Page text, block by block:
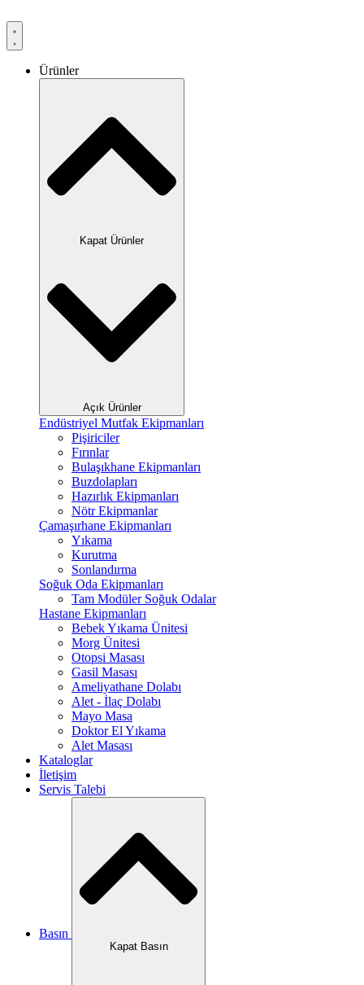
Ürünler
Kapat Ürünler
Açık Ürünler
Endüstriyel Mutfak Ekipmanları
Pişiriciler
Fırınlar
Bulaşıkhane Ekipmanları
Buzdolapları
Hazırlık Ekipmanları
Nötr Ekipmanlar
Çamaşırhane Ekipmanları
Yıkama
Kurutma
Sonlandırma
Soğuk Oda Ekipmanları
Tam Modüler Soğuk Odalar
Hastane Ekipmanları
Bebek Yıkama Ünitesi
Morg Ünitesi
Otopsi Masası
Gasil Masası
Ameliyathane Dolabı
Alet - İlaç Dolabı
Mayo Masa
Doktor El Yıkama
Alet Masası
Kataloglar
İletişim
Servis Talebi
Basın
Kapat Basın